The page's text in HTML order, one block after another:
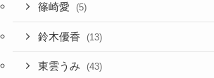
篠崎愛 (5)
鈴木優香 (13)
東雲うみ (43)